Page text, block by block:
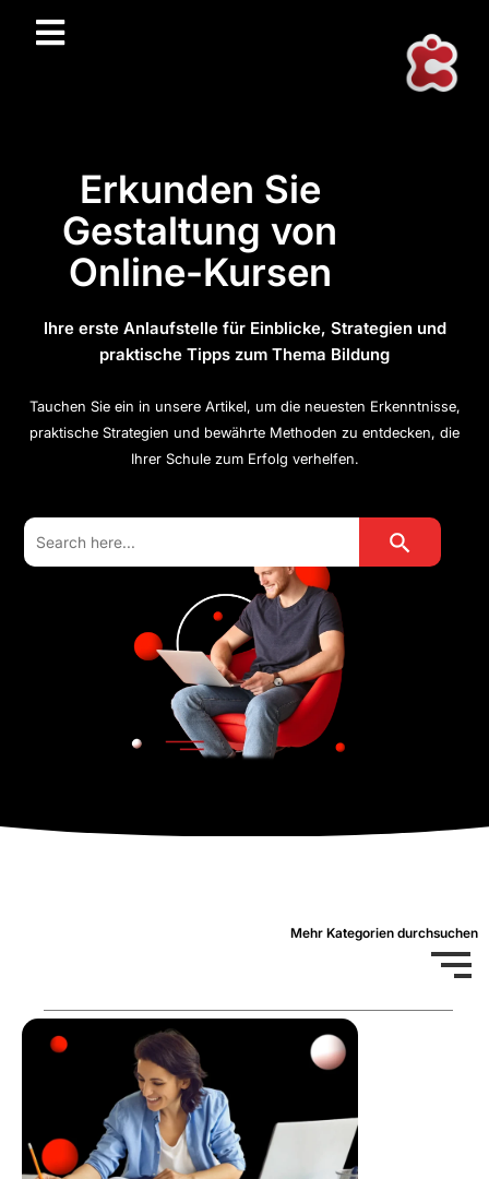
Erkunden Sie
Gestaltung von
Online-Kursen
Ihre erste Anlaufstelle für Einblicke, Strategien und
praktische Tipps zum Thema Bildung
Tauchen Sie ein in unsere Artikel, um die neuesten Erkenntnisse,
praktische Strategien und bewährte Methoden zu entdecken, die
Ihrer Schule zum Erfolg verhelfen.
Search
for:
Search Button
Mehr Kategorien durchsuchen